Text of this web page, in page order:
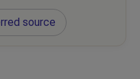
source